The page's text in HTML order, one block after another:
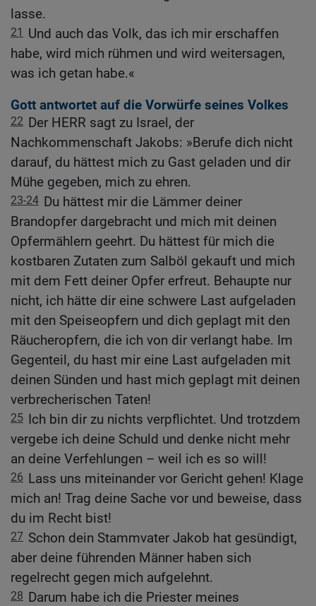
lasse.
21 Und auch das Volk, das ich mir erschaffen
habe, wird mich rühmen und wird weitersagen,
was ich getan habe.«
Gott antwortet auf die Vorwürfe seines Volkes
22 Der HERR sagt zu Israel, der
Nachkommenschaft Jakobs: »Berufe dich nicht
darauf, du hättest mich zu Gast geladen und dir
Mühe gegeben, mich zu ehren.
23-24 Du hättest mir die Lämmer deiner
Brandopfer dargebracht und mich mit deinen
Opfermählern geehrt. Du hättest für mich die
kostbaren Zutaten zum Salböl gekauft und mich
mit dem Fett deiner Opfer erfreut. Behaupte nur
nicht, ich hätte dir eine schwere Last aufgeladen
mit den Speiseopfern und dich geplagt mit den
Räucheropfern, die ich von dir verlangt habe. Im
Gegenteil, du hast mir eine Last aufgeladen mit
deinen Sünden und hast mich geplagt mit deinen
verbrecherischen Taten!
25 Ich bin dir zu nichts verpflichtet. Und trotzdem
vergebe ich deine Schuld und denke nicht mehr
an deine Verfehlungen – weil ich es so will!
26 Lass uns miteinander vor Gericht gehen! Klage
mich an! Trag deine Sache vor und beweise, dass
du im Recht bist!
27 Schon dein Stammvater Jakob hat gesündigt,
aber deine führenden Männer haben sich
regelrecht gegen mich aufgelehnt.
28 Darum habe ich die Priester meines